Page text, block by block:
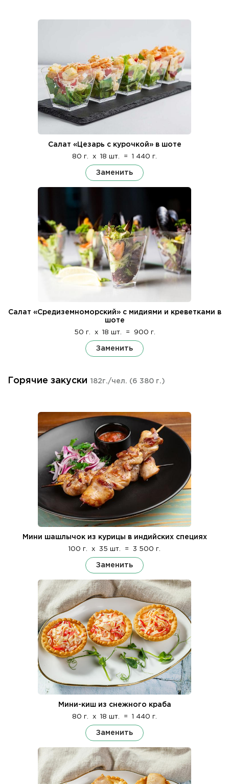
Салат «Цезарь с курочкой» в шоте
80 г. x 18 шт. = 1 440 г.
Заменить
Салат «Средиземноморский» с мидиями и креветками в
шоте
50 г. x 18 шт. = 900 г.
Заменить
Горячие закуски 182г./чел. (6 380 г.)
Мини шашлычок из курицы в индийских специях
100 г. x 35 шт. = 3 500 г.
Заменить
Мини-киш из снежного краба
80 г. x 18 шт. = 1 440 г.
Заменить